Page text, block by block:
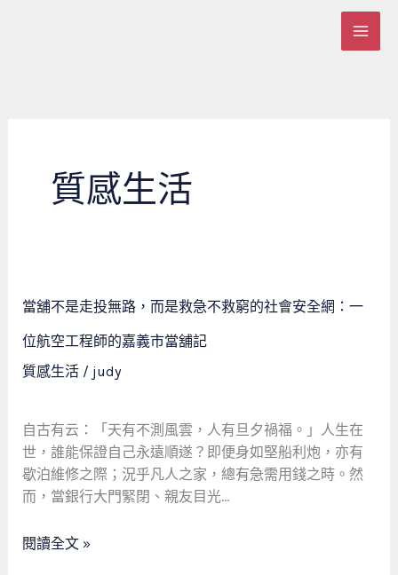
質感生活
當舖不是走投無路，而是救急不救窮的社會安全網：一
位航空工程師的嘉義市當舖記
質感生活/ judy
自古有云：「天有不測風雲，人有旦夕禍福。」人生在
世，誰能保證自己永遠順遂？即便身如堅船利炮，亦有
歇泊維修之際；況乎凡人之家，總有急需用錢之時。然
而，當銀行大門緊閉、親友目光…
當
舖
不
是
無
路，
而
是
急
閱讀全文 »